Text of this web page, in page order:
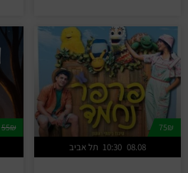
75₪
תל אביב 10:30 08.08
55₪
45₪